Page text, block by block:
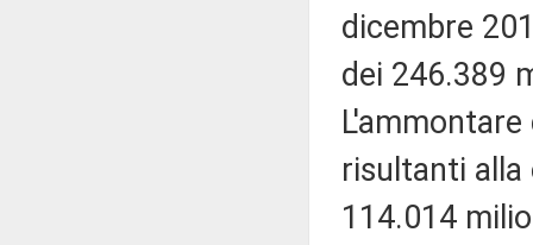
dicembre
dei 246.389
risultanti alla
114.014